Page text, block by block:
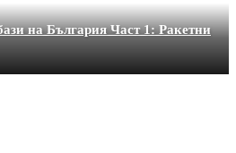
на България Част 1: Ракетни